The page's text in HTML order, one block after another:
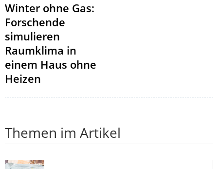
Winter ohne Gas:
Forschende
simulieren
Raumklima in
einem Haus ohne
Heizen
Themen im Artikel